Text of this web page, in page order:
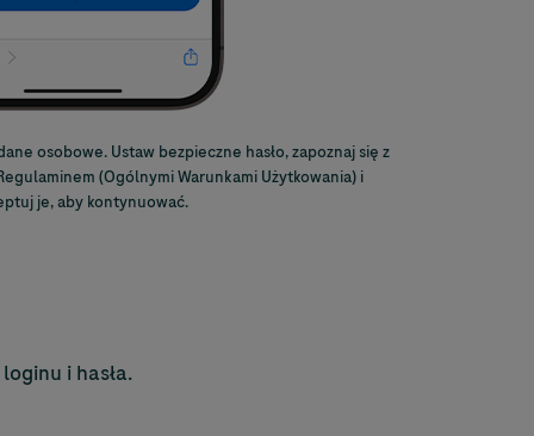
osobowe. Ustaw bezpieczne hasło, zapoznaj się z
(Ogólnymi Warunkami Użytkowania) i
je, aby kontynuować.
i hasła.